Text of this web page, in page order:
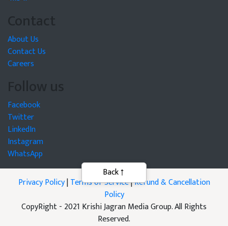
Contact
About Us
Contact Us
Careers
Follow us
Facebook
Twitter
LinkedIn
Instagram
WhatsApp
Privacy Policy|Terms of Service|Refund & Cancellation
Policy
CopyRight - 2021 Krishi Jagran Media Group. All Rights
Reserved.